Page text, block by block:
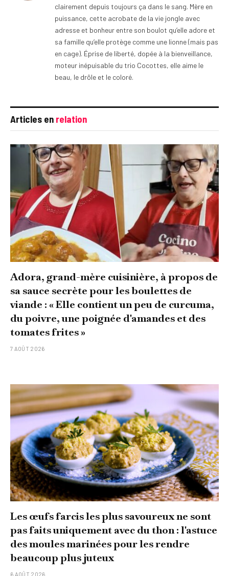
clairement depuis toujours ça dans le sang. Mère en
puissance, cette acrobate de la vie jongle avec
adresse et bonheur entre son boulot qu’elle adore et
sa famille qu’elle protège comme une lionne (mais pas
en cage). Éprise de liberté, dopée à la bienveillance,
moteur inépuisable du trio Cocottes, elle aime le
beau, le drôle et le coloré.
Articles en relation
Adora, grand-mère cuisinière, à propos de
sa sauce secrète pour les boulettes de
viande : « Elle contient un peu de curcuma,
du poivre, une poignée d'amandes et des
tomates frites »
7 AOÛT 2026
Les œufs farcis les plus savoureux ne sont
pas faits uniquement avec du thon : l'astuce
des moules marinées pour les rendre
beaucoup plus juteux
6 AOÛT 2026